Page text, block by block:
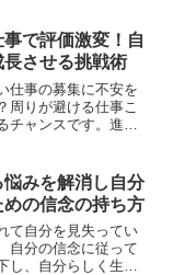
か?で評価激変！自
させる挑戦術
仕事の募集に不安を
周りが避ける仕事こ
チャンスです。進ん
長に繋がる理由と実
みを解消し自分
の信念の持ち方
て自分を見失ってい
自分の信念に従って
し、自分らしく生き